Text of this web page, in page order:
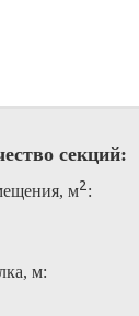
секций:
м2 :
м: